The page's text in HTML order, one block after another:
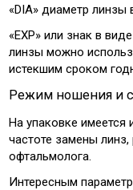
«DIA» диаметр линзы
«EXP» или знак в
линзы можно
истекшим сроком
Режим ношения и
На упаковке
частоте замены
офтальмолога.
Интересным